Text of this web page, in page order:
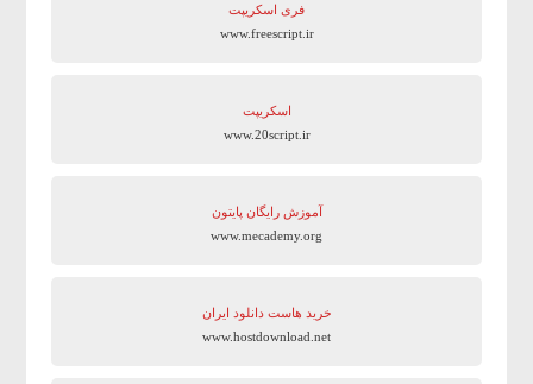
فری اسکریپت
www.freescript.ir
اسکریپت
www.20script.ir
آموزش رایگان پایتون
www.mecademy.org
خرید هاست دانلود ایران
www.hostdownload.net